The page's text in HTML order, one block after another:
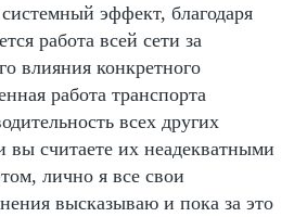
эффект, благодаря
работа всей сети за
влияния конкретного
работа транспорта
всех других
вы считаете их неадекватными
лично я все свои
высказываю и пока за это